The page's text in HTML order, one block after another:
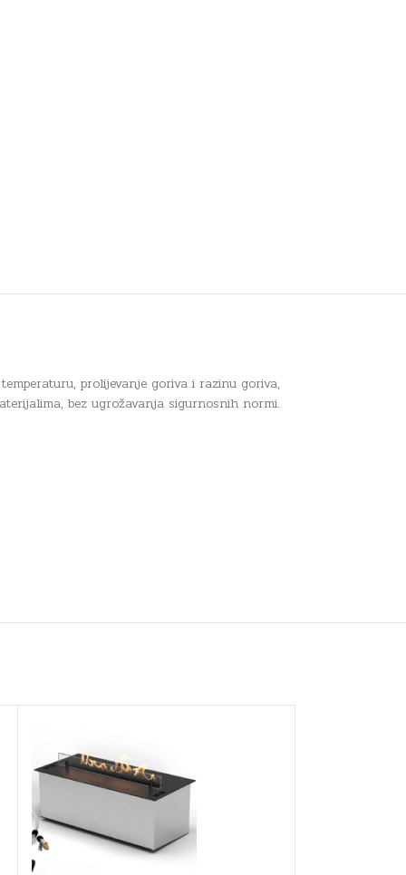
prolijevanje goriva i razinu goriva,
bez ugrožavanja sigurnosnih normi.